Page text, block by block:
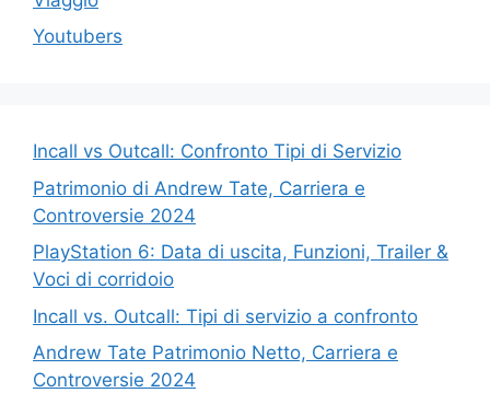
Youtubers
Incall vs Outcall: Confronto Tipi di Servizio
Patrimonio di Andrew Tate, Carriera e
Controversie 2024
PlayStation 6: Data di uscita, Funzioni, Trailer &
Voci di corridoio
Incall vs. Outcall: Tipi di servizio a confronto
Andrew Tate Patrimonio Netto, Carriera e
Controversie 2024